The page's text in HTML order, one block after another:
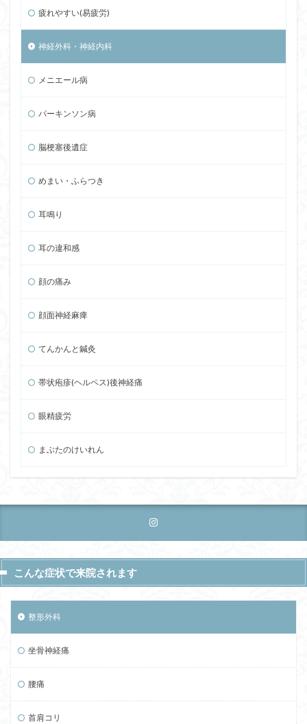
疲れやすい(易疲労)
神経外科・神経内科
メニエール病
パーキンソン病
脳梗塞後遺症
めまい・ふらつき
耳鳴り
耳の違和感
顔の痛み
顔面神経麻痺
てんかんと鍼灸
帯状疱疹(ヘルペス)後神経痛
眼精疲労
まぶたのけいれん
こんな症状で来院されます
整形外科
坐骨神経痛
腰痛
首肩コリ